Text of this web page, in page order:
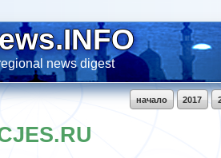
news digest
2017
начало